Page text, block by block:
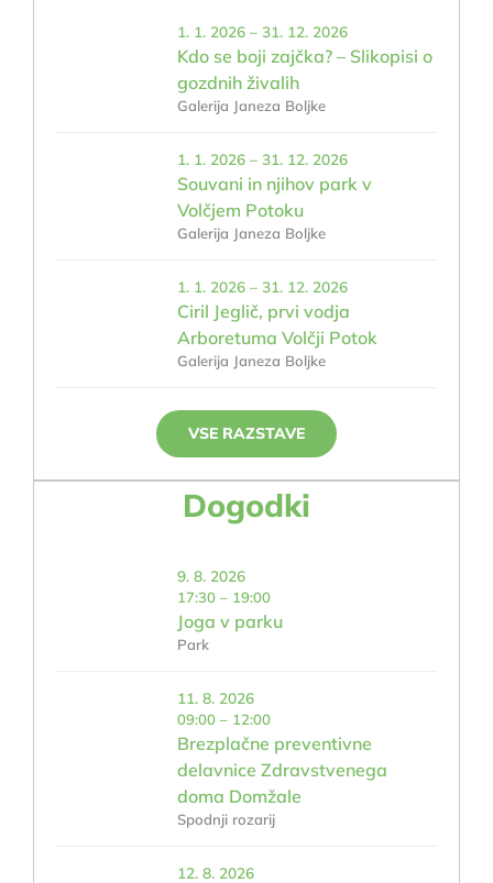
1. 1. 2026 – 31. 12. 2026
Kdo se boji zajčka? – Slikopisi o
gozdnih živalih
Galerija Janeza Boljke
1. 1. 2026 – 31. 12. 2026
Souvani in njihov park v
Volčjem Potoku
Galerija Janeza Boljke
1. 1. 2026 – 31. 12. 2026
Ciril Jeglič, prvi vodja
Arboretuma Volčji Potok
Galerija Janeza Boljke
VSE RAZSTAVE
Dogodki
9. 8. 2026
17:30 – 19:00
Joga v parku
Park
11. 8. 2026
09:00 – 12:00
Brezplačne preventivne
delavnice Zdravstvenega
doma Domžale
Spodnji rozarij
12. 8. 2026